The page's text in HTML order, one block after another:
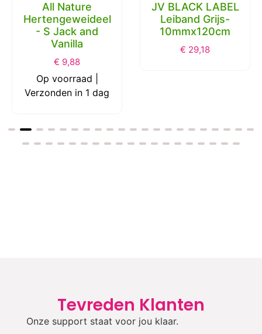
All Nature
Hertengeweideel
- S Jack and
Vanilla
€ 9,88
Op voorraad |
Verzonden in 1 dag
JV BLACK LABEL
Leiband Grijs-
10mmx120cm
€ 29,18
Tevreden Klanten
Onze support staat voor jou klaar.